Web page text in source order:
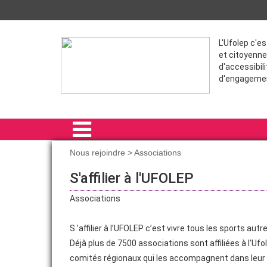
L'Ufolep
et
ACCUEIL
PRÉSENTATION
COMMUNICATION
SPORT SANTE
Nous rejoindre > Associations
S'affilier à l'UFOLEP
Associations
S ’affilier à l’UFOLEP c’est vivre tous les sports
Déjà plus de 7500 associations sont affiliées à
comités régionaux qui les accompagnent dans